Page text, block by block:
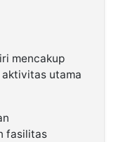
mencakup
utama
fasilitas